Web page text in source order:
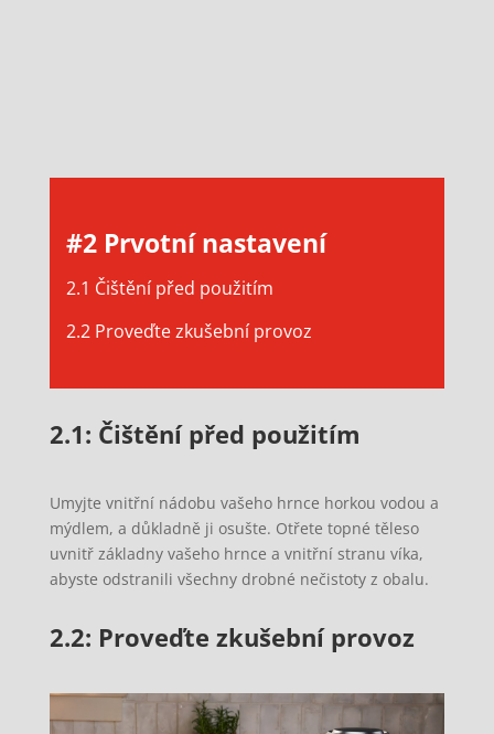
#2 Prvotní nastavení
2.1 Čištění před použitím
2.2 Proveďte zkušební provoz
2.1: Čištění před použitím
Umyjte vnitřní nádobu vašeho hrnce horkou vodou a
mýdlem, a důkladně ji osušte. Otřete topné těleso
uvnitř základny vašeho hrnce a vnitřní stranu víka,
abyste odstranili všechny drobné nečistoty z obalu.
2.2: Proveďte zkušební provoz